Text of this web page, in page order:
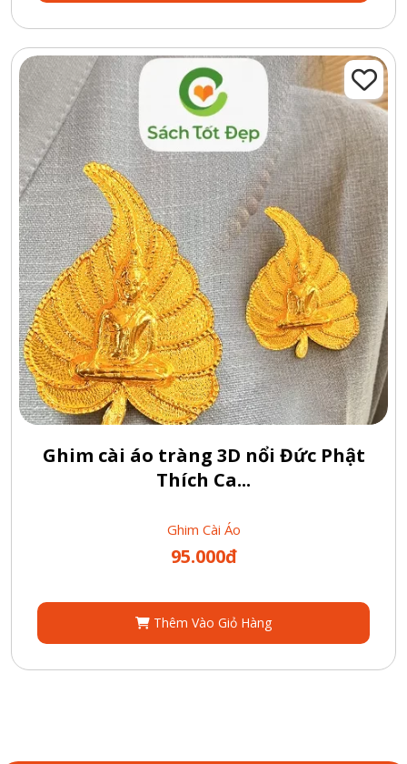
Ghim cài áo tràng 3D nổi Đức Phật
Thích Ca...
Ghim Cài Áo
95.000đ
Thêm Vào Giỏ Hàng